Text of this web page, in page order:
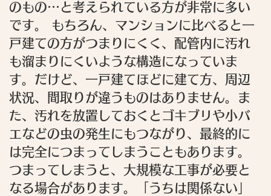
のもの…と考えられている方が非常に多い
です。 もちろん、マンションに比べると一
戸建ての方がつまりにくく、配管内に汚れ
も溜まりにくいような構造になっていま
す。だけど、一戸建てほどに建て方、周辺
状況、間取りが違うものはありません。ま
た、汚れを放置しておくとゴキブリや小バ
エなどの虫の発生にもつながり、最終的に
は完全につまってしまうこともあります。
つまってしまうと、大規模な工事が必要と
なる場合があります。「うちは関係ない」